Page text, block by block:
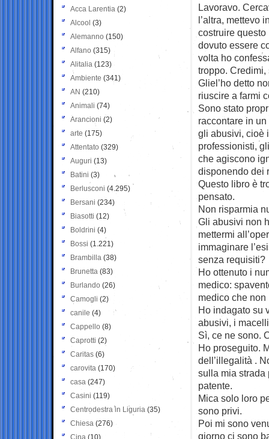
Lavoravo.
l’altra, mettevo
costruire questo
dovuto essere
volta ho
troppo. Credimi,
Gliel’ho detto
riuscire a farmi
Sono stato
raccontare in
gli abusivi, cioè
professionisti,
che agiscono
disponendo dei
Questo libro è
pensato.
Non risparmia
Gli abusivi non
mettermi
immaginare
senza requisiti?
Ho ottenuto i
medico:
medico che
Ho indagato su
abusivi, i
Sì, ce ne sono.
Ho proseguito.
dell’illegalità .
sulla mia strada
patente.
Mica solo loro
sono privi.
Poi mi sono
giorno ci sono
Acca Larentia (2)
Alcool (3)
Alemanno (150)
Alfano (315)
Alitalia (123)
Ambiente (341)
AN (210)
Animali (74)
Arancioni (2)
arte (175)
Attentato (329)
Auguri (13)
Batini (3)
Berlusconi (4.295)
Bersani (234)
Biasotti (12)
Boldrini (4)
Bossi (1.221)
Brambilla (38)
Brunetta (83)
Burlando (26)
Camogli (2)
canile (4)
Cappello (8)
Caprotti (2)
Caritas (6)
carovita (170)
casa (247)
Casini (119)
Centrodestra in Liguria (35)
Chiesa (276)
Cina (10)